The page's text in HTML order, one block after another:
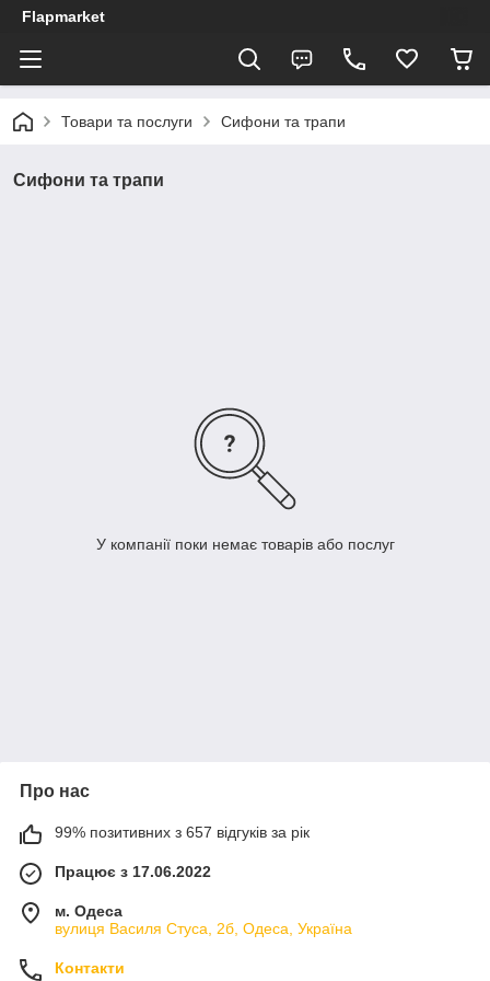
Flapmarket
Товари та послуги Сифони та трапи
Сифони та трапи
У компанії поки немає товарів або послуг
Про нас
99% позитивних з 657 відгуків за рік
Працює з 17.06.2022
м. Одеса
вулиця Василя Стуса, 2б, Одеса, Україна
Контакти